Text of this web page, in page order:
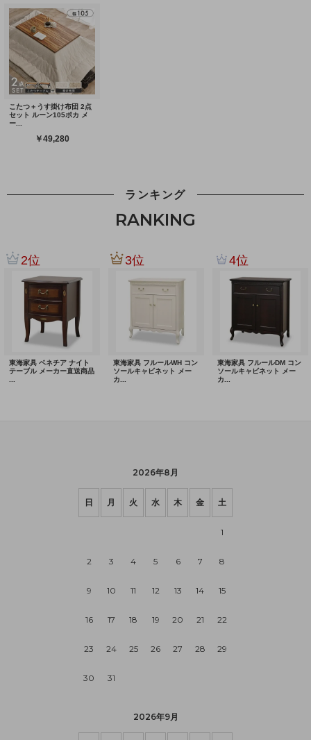
ランキング
RANKING
2026年8月
日 月 火 水 木 金 土
1
2 3 4 5 6 7 8
9 10 11 12 13 14 15
16 17 18 19 20 21 22
23 24 25 26 27 28 29
30 31
2026年9月